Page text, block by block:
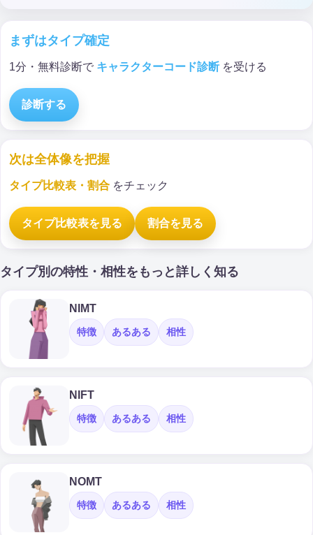
まずはタイプ確定
1分・無料診断で キャラクターコード診断 を受ける
診断する
次は全体像を把握
タイプ比較表・割合 をチェック
タイプ比較表を見る 割合を見る
タイプ別の特性・相性をもっと詳しく知る
NIMT
特徴 あるある 相性
NIFT
特徴 あるある 相性
NOMT
特徴 あるある 相性